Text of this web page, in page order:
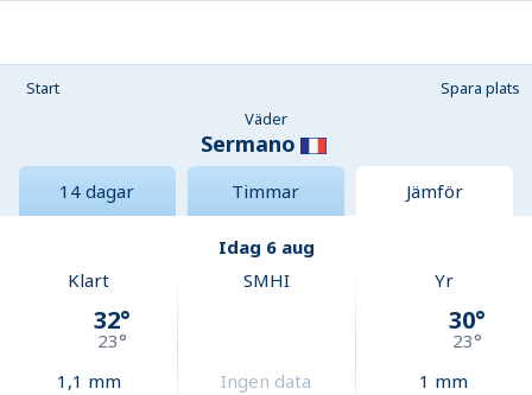
Start
Spara plats
Väder
Sermano
14 dagar Timmar Jämför
Idag 6 aug
Klart
32°
23°
1,1 mm
SMHI
Ingen data
Yr
30°
23°
1 mm